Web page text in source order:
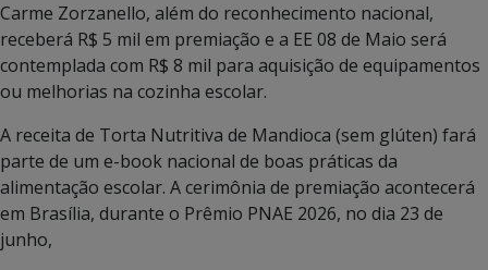
Carme Zorzanello, além do reconhecimento nacional,
receberá R$ 5 mil em premiação e a EE 08 de Maio será
contemplada com R$ 8 mil para aquisição de equipamentos
ou melhorias na cozinha escolar.
A receita de Torta Nutritiva de Mandioca (sem glúten) fará
parte de um e-book nacional de boas práticas da
alimentação escolar. A cerimônia de premiação acontecerá
em Brasília, durante o Prêmio PNAE 2026, no dia 23 de
junho,